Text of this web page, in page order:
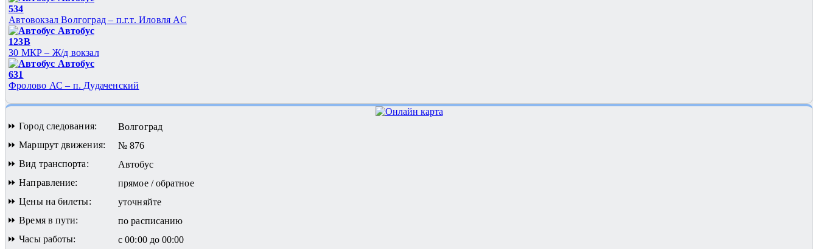
534
Автовокзал Волгоград – п.г.т. Иловля АС
Автобус
123В
30 МКР – Ж/д вокзал
Автобус
631
Фролово АС – п. Дудаченский
⏩ Город следования:
Волгоград
⏩ Маршрут движения:
№ 876
⏩ Вид транспорта:
Автобус
⏩ Направление:
прямое / обратное
⏩ Цены на билеты:
уточняйте
⏩ Время в пути:
по расписанию
⏩ Часы работы:
с 00:00 до 00:00